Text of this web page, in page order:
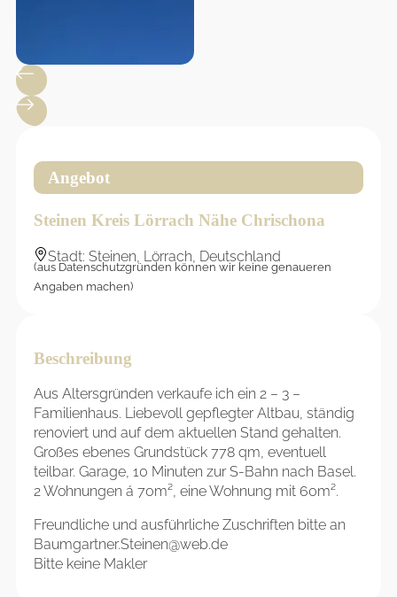
Angebot
Steinen Kreis Lörrach Nähe Chrischona
Stadt: Steinen, Lörrach, Deutschland
(aus Datenschutzgründen können wir keine genaueren
Angaben machen)
Beschreibung
Aus Altersgründen verkaufe ich ein 2 – 3 –
Familienhaus. Liebevoll gepflegter Altbau, ständig
renoviert und auf dem aktuellen Stand gehalten.
Großes ebenes Grundstück 778 qm, eventuell
teilbar. Garage, 10 Minuten zur S-Bahn nach Basel.
2 Wohnungen á 70m², eine Wohnung mit 60m².
Freundliche und ausführliche Zuschriften bitte an
Baumgartner.Steinen@web.de
Bitte keine Makler